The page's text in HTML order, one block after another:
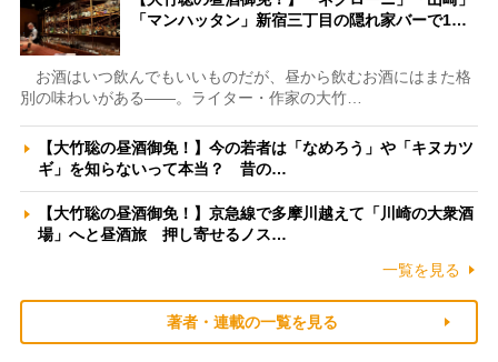
「マンハッタン」新宿三丁目の隠れ家バーで1…
お酒はいつ飲んでもいいものだが、昼から飲むお酒にはまた格
別の味わいがある――。ライター・作家の大竹…
【大竹聡の昼酒御免！】今の若者は「なめろう」や「キヌカツ
ギ」を知らないって本当？ 昔の…
【大竹聡の昼酒御免！】京急線で多摩川越えて「川崎の大衆酒
場」へと昼酒旅 押し寄せるノス…
一覧を見る
著者・連載の一覧を見る